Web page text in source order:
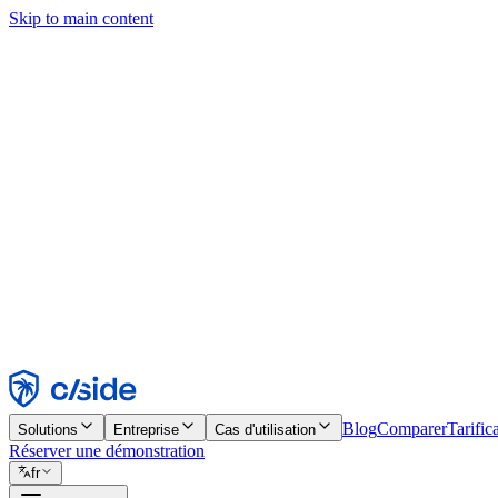
Skip to main content
Rejeter
Solutions Entreprise Cas d'utilisation BlogComparer
Réserver une démonstration
fr